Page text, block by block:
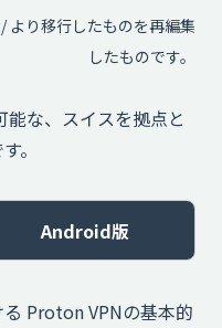
り移行したものを再編集
したものです。
な、スイスを拠点と
。
Android版
Proton VPNの基本的